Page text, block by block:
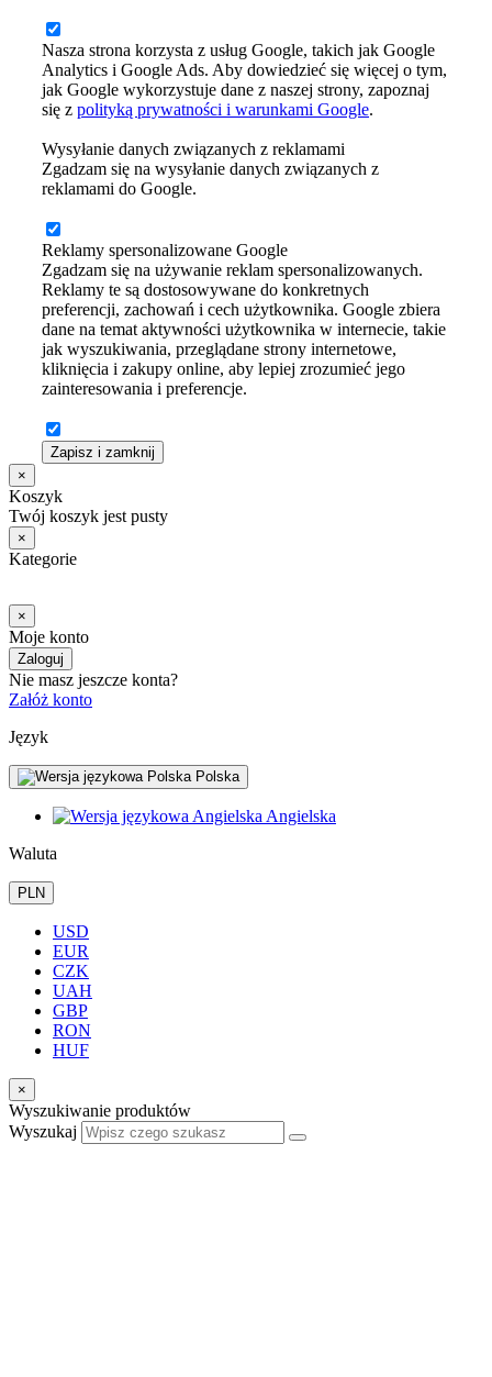
Nasza strona korzysta z usług Google, takich jak Google
Analytics i Google Ads. Aby dowiedzieć się więcej o tym,
jak Google wykorzystuje dane z naszej strony, zapoznaj
się z polityką prywatności i warunkami Google.
Wysyłanie danych związanych z reklamami
Zgadzam się na wysyłanie danych związanych z
reklamami do Google.
Reklamy spersonalizowane Google
Zgadzam się na używanie reklam spersonalizowanych.
Reklamy te są dostosowywane do konkretnych
preferencji, zachowań i cech użytkownika. Google zbiera
dane na temat aktywności użytkownika w internecie, takie
jak wyszukiwania, przeglądane strony internetowe,
kliknięcia i zakupy online, aby lepiej zrozumieć jego
zainteresowania i preferencje.
Zapisz i zamknij
×
Koszyk
Twój koszyk jest pusty
×
Kategorie
×
Moje konto
Zaloguj
Nie masz jeszcze konta?
Załóż konto
Język
Polska
Angielska
Waluta
PLN
USD
EUR
CZK
UAH
GBP
RON
HUF
×
Wyszukiwanie produktów
Wyszukaj